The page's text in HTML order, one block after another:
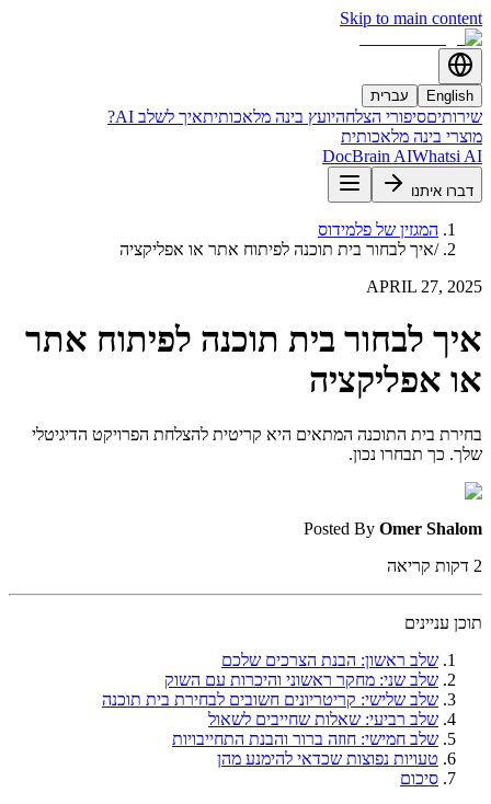
Skip to main content
English עברית
שירותיםסיפורי הצלחהיועץ בינה מלאכותיתאיך לשלב AI?
מוצרי בינה מלאכותית
DocBrain AIWhatsi AI
דברו איתנו
המגזין של פלמידוס
/איך לבחור בית תוכנה לפיתוח אתר או אפליקציה
APRIL 27, 2025
איך לבחור בית תוכנה לפיתוח אתר
או אפליקציה
בחירת בית התוכנה המתאים היא קריטית להצלחת הפרויקט הדיגיטלי
שלך. כך תבחרו נכון.
Posted By Omer Shalom
2 דקות קריאה
תוכן עניינים
שלב ראשון: הבנת הצרכים שלכם
שלב שני: מחקר ראשוני והיכרות עם השוק
שלב שלישי: קריטריונים חשובים לבחירת בית תוכנה
שלב רביעי: שאלות שחייבים לשאול
שלב חמישי: חוזה ברור והבנת התחייבויות
טעויות נפוצות שכדאי להימנע מהן
סיכום